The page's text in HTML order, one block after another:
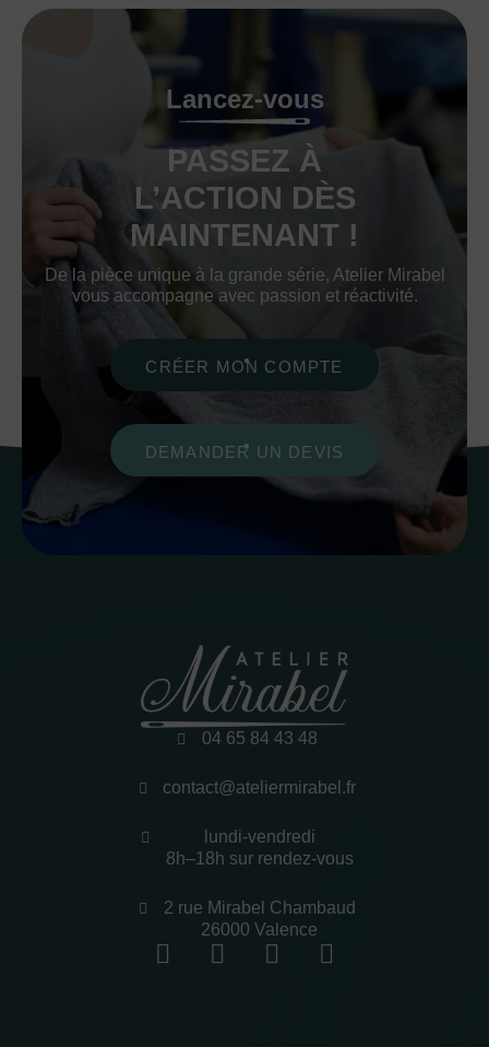
Lancez-vous
PASSEZ À
L’ACTION DÈS
MAINTENANT !
De la pièce unique à la grande série, Atelier Mirabel
vous accompagne avec passion et réactivité.
CRÉER MON COMPTE
DEMANDER UN DEVIS
04 65 84 43 48
contact@ateliermirabel.fr
lundi-vendredi
8h–18h sur rendez-vous
2 rue Mirabel Chambaud
26000 Valence